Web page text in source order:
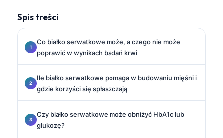
Spis treści
Co białko serwatkowe może, a czego nie może
poprawić w wynikach badań krwi
Ile białko serwatkowe pomaga w budowaniu mięśni i
gdzie korzyści się spłaszczają
Czy białko serwatkowe może obniżyć HbA1c lub
glukozę?